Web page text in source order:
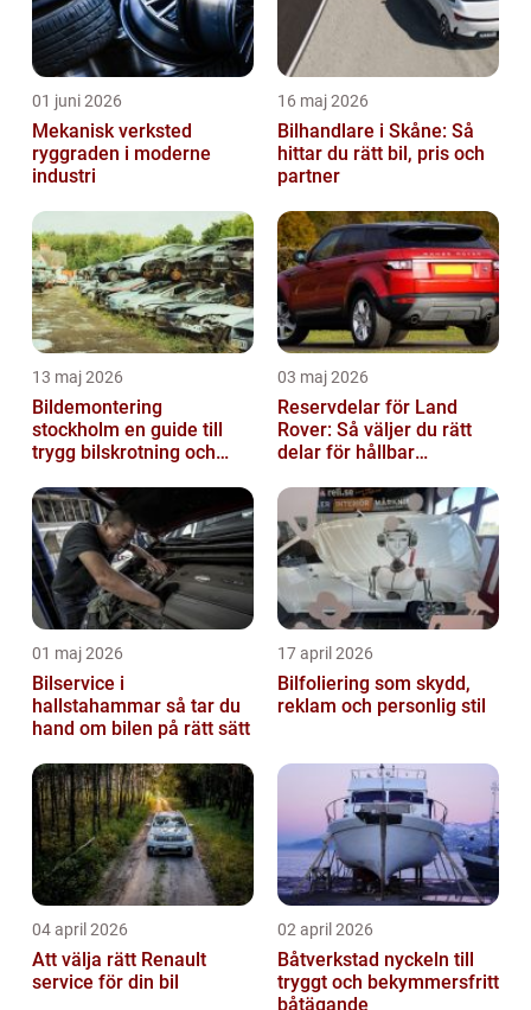
01 juni 2026
Mekanisk verksted
ryggraden i moderne
industri
16 maj 2026
Bilhandlare i Skåne: Så
hittar du rätt bil, pris och
partner
13 maj 2026
Bildemontering
stockholm en guide till
trygg bilskrotning och
03 maj 2026
Reservdelar för Land
Rover: Så väljer du rätt
delar för hållbar
01 maj 2026
Bilservice i
hallstahammar så tar du
hand om bilen på rätt sätt
17 april 2026
Bilfoliering som skydd,
reklam och personlig stil
04 april 2026
Att välja rätt Renault
service för din bil
02 april 2026
Båtverkstad nyckeln till
tryggt och bekymmersfritt
båtägande